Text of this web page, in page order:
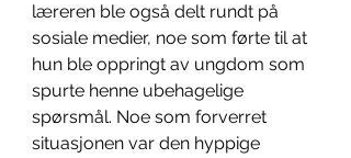
læreren ble også delt rundt på
sosiale medier, noe som førte til at
hun ble oppringt av ungdom som
spurte henne ubehagelige
spørsmål. Noe som forverret
situasjonen var den hyppige